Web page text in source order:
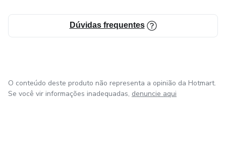
Dúvidas frequentes
O conteúdo deste produto não representa a opinião da Hotmart.
Se você vir informações inadequadas, denuncie aqui